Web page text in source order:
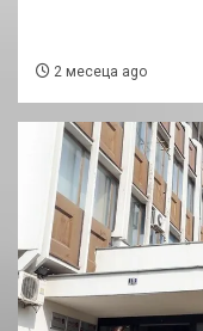
2 месеца ago